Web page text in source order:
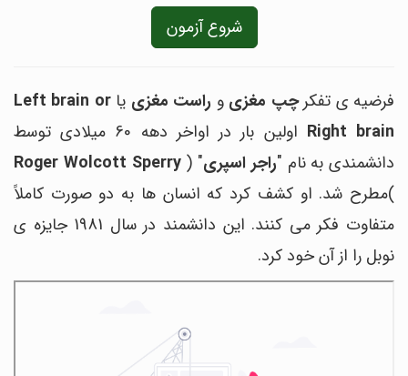
شروع آزمون
فرضیه ی تفکر چپ مغزی و راست مغزی یاLeft brain or
Right brain اولین
بار در اواخر دهه 60 میلادی توسط
دانشمندی به نام "راجر اسپری" (
Roger Wolcott Sperry
)مطرح شد. او کشف کرد که انسان ها به دو صورت کاملاً
متفاوت فکر می کنند.
این دانشمند در سال 1981 جایزه ی
نوبل را از آن خود کرد.